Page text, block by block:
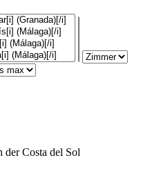
der Costa del Sol